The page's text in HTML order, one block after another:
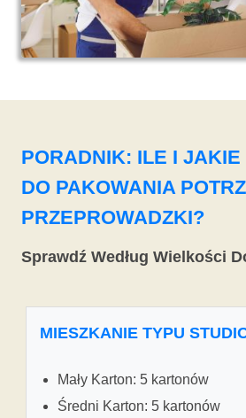
PORADNIK: ILE I JAKIE
DO PAKOWANIA
PRZEPROWADZKI?
Sprawdź Według Wielkości
MIESZKANIE TYPU
Mały Karton: 5 kartonów
Średni Karton: 5 kartonów